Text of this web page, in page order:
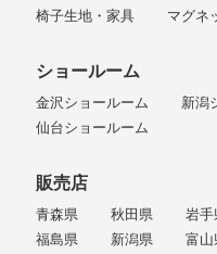
椅子生地・家具
マグネ
ショールーム
金沢ショールーム
新潟
仙台ショールーム
販売店
青森県 秋田県 岩手
福島県
新潟県 富山